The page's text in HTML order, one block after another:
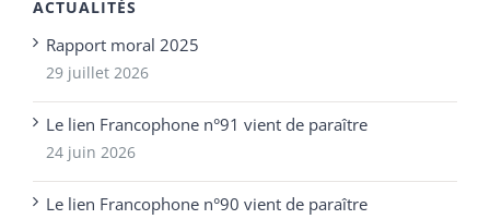
ACTUALITÉS
Rapport moral 2025
29 juillet 2026
Le lien Francophone n°91 vient de paraître
24 juin 2026
Le lien Francophone n°90 vient de paraître